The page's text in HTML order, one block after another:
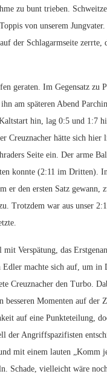
zu bunt trieben.
von unserem
der Schlagarmseite
geraten. Im Gegensatz zu
am späteren Abend
hin, lag 0:5 und 1:7
Creuznacher hätte sich hier
Seite ein. Der arme
konnte (2:11 im Dritten).
er den ersten Satz
Trotzdem war aus unser
Verspätung, das
Edler machte sich auf, um
Creuznacher den Turbo.
besseren Momenten auf
auf eine Punkteteilung,
der Angriffspazifisten
mit einem lauten „Komm
Schade, vielleicht wäre